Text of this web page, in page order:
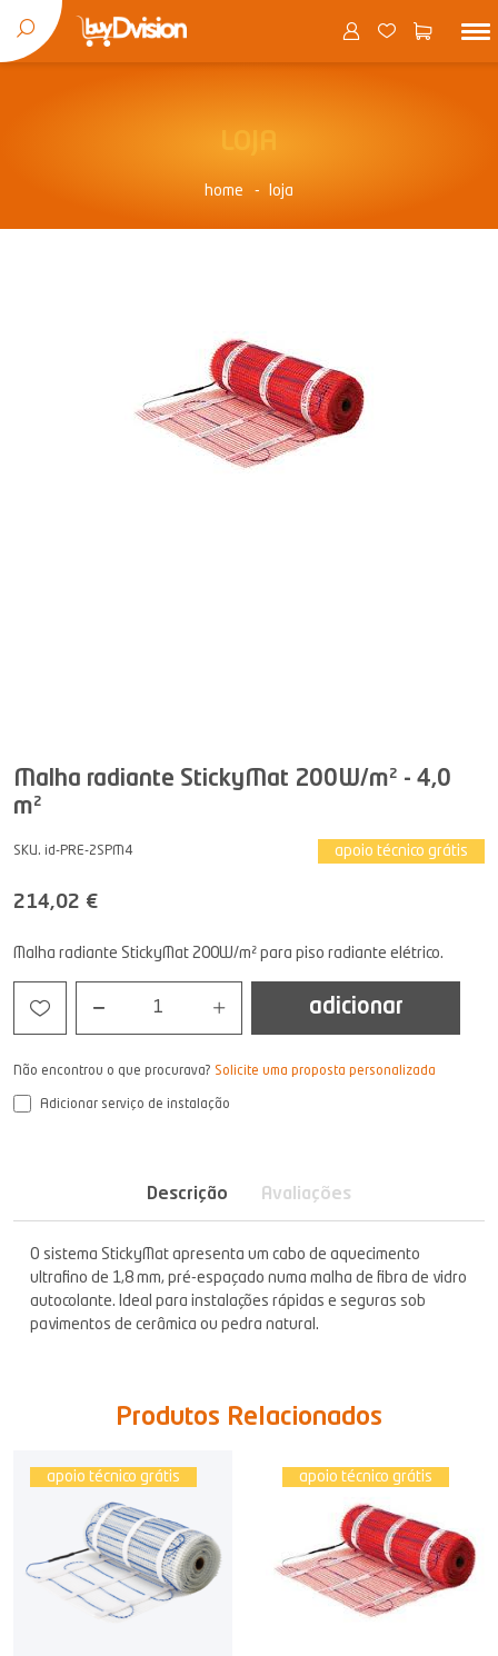
home loja
Malha radiante StickyMat 200W/m² - 4,0
m²
SKU. id-PRE-2SPM4 apoio técnico grátis
214,02 €
Malha radiante StickyMat 200W/m² para piso radiante elétrico.
1 adicionar
Não encontrou o que procurava? Solicite uma proposta personalizada
Adicionar serviço de instalação
Descrição Avaliações
O sistema StickyMat apresenta um cabo de aquecimento
ultrafino de 1,8 mm, pré-espaçado numa malha de fibra de vidro
autocolante. Ideal para instalações rápidas e seguras sob
pavimentos de cerâmica ou pedra natural.
Produtos Relacionados
apoio técnico grátis apoio técnico grátis